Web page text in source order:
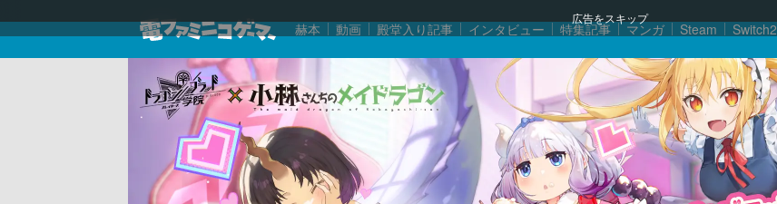
広告をスキップ
赫本 動画 殿堂入り記事 インタビュー 特集記事 マンガ Steam Switch2